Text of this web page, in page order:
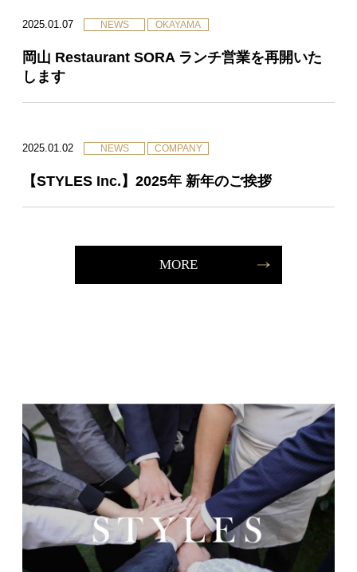
2025.01.07 NEWS OKAYAMA
岡山 Restaurant SORA ランチ営業を再開いた
します
2025.01.02 NEWS COMPANY
【STYLES Inc.】2025年 新年のご挨拶
MORE